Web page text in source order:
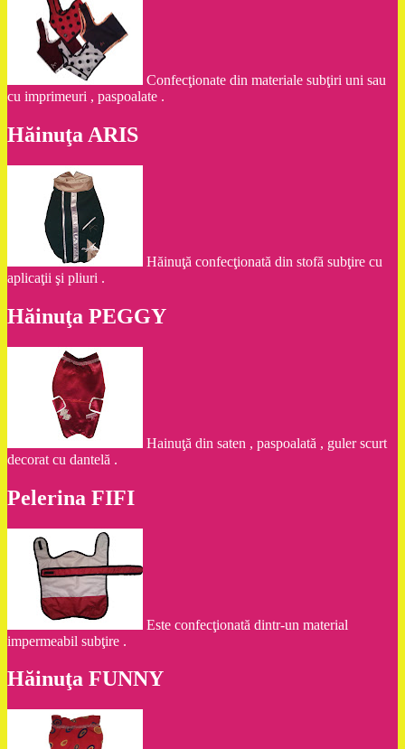
Confecţionate din materiale subţiri uni sau
cu imprimeuri , paspoalate .
Hăinuţa ARIS
Hăinuţă confecţionată din stofă subţire cu
aplicaţii şi pliuri .
Hăinuţa PEGGY
Hainuţă din saten , paspoalată , guler scurt
decorat cu dantelă .
Pelerina FIFI
Este confecţionată dintr-un material
impermeabil subţire .
Hăinuţa FUNNY